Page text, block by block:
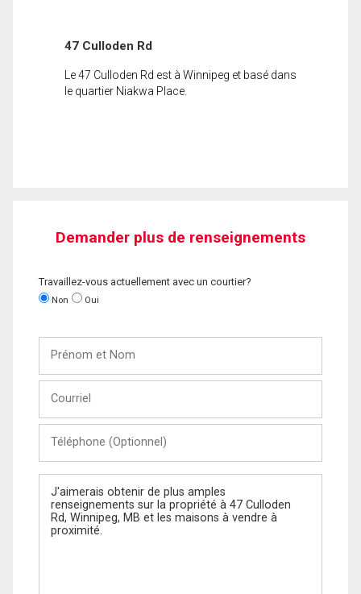
47 Culloden Rd
Le 47 Culloden Rd est à Winnipeg et basé dans
le quartier Niakwa Place.
Demander plus de renseignements
Travaillez-vous actuellement avec un courtier?
Non Oui
Nom
(Optionnel)
Message